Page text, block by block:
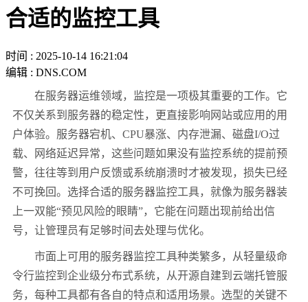
合适的监控工具
时间 : 2025-10-14 16:21:04
编辑 : DNS.COM
在服务器运维领域，监控是一项极其重要的工作。它
不仅关系到服务器的稳定性，更直接影响网站或应用的用
户体验。服务器宕机、CPU暴涨、内存泄漏、磁盘I/O过
载、网络延迟异常，这些问题如果没有监控系统的提前预
警，往往等到用户反馈或系统崩溃时才被发现，损失已经
不可挽回。选择合适的服务器监控工具，就像为服务器装
上一双能“预见风险的眼睛”，它能在问题出现前给出信
号，让管理员有足够时间去处理与优化。
市面上可用的服务器监控工具种类繁多，从轻量级命
令行监控到企业级分布式系统，从开源自建到云端托管服
务，每种工具都有各自的特点和适用场景。选型的关键不